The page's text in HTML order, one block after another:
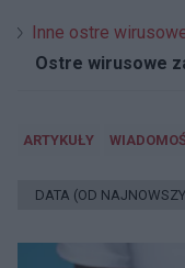
Inne ostre
Ostre wirusowe
ARTYKUŁY